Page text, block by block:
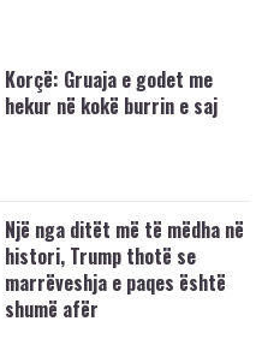
Korçë: Gruaja e godet me
hekur në kokë burrin e saj
Një nga ditët më të mëdha në
histori, Trump thotë se
marrëveshja e paqes është
shumë afër